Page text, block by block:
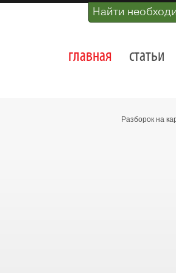
Найти
главная статьи
Разборок на